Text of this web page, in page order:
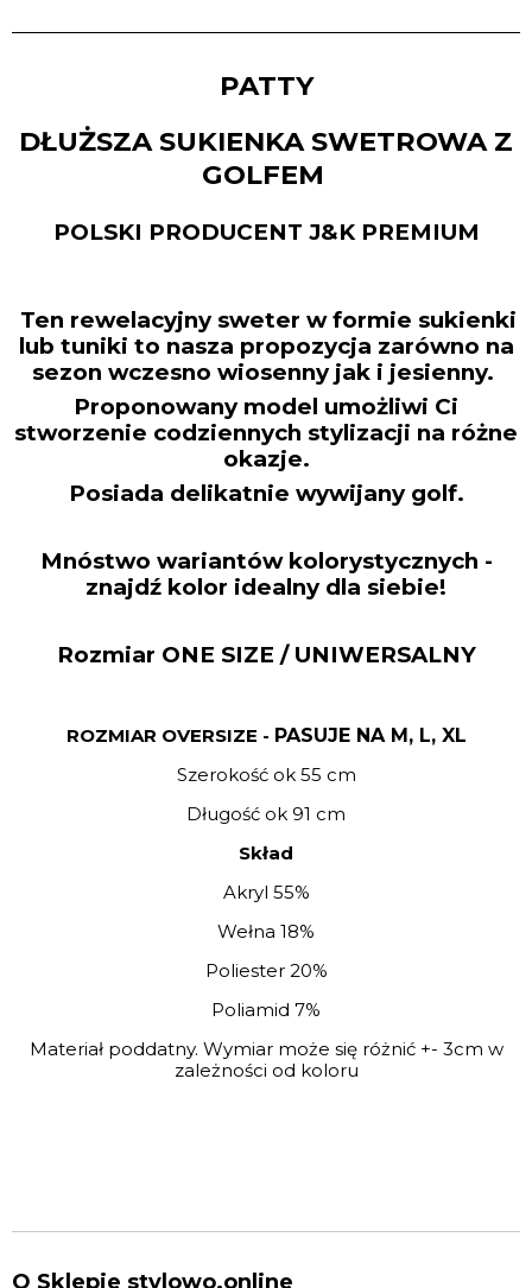
PATTY
DŁUŻSZA SUKIENKA SWETROWA Z
GOLFEM
POLSKI PRODUCENT J&K PREMIUM
Ten rewelacyjny sweter w formie sukienki
lub tuniki to nasza propozycja zarówno na
sezon wczesno wiosenny jak i jesienny.
Proponowany model umożliwi Ci
stworzenie codziennych stylizacji na różne
okazje.
Posiada delikatnie wywijany golf.
Mnóstwo wariantów kolorystycznych -
znajdź kolor idealny dla siebie!
Rozmiar ONE SIZE / UNIWERSALNY
ROZMIAR OVERSIZE - PASUJE NA M, L, XL
Szerokość ok 55 cm
Długość ok 91 cm
Skład
Akryl 55%
Wełna 18%
Poliester 20%
Poliamid 7%
Materiał poddatny. Wymiar może się różnić +- 3cm w
zależności od koloru
O Sklepie stylowo.online